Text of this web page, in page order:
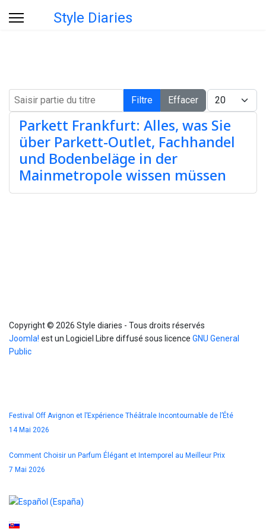
Style Diaries
Saisir partie du titre
Filtre Effacer
Afficher #
Parkett Frankfurt: Alles, was Sie
über Parkett-Outlet, Fachhandel
und Bodenbeläge in der
Mainmetropole wissen müssen
Copyright © 2026 Style diaries - Tous droits réservés
Joomla! est un Logiciel Libre diffusé sous licence GNU General
Public
Festival Off Avignon et l’Expérience Théâtrale Incontournable de l’Été
14 Mai 2026
Comment Choisir un Parfum Élégant et Intemporel au Meilleur Prix
7 Mai 2026
Sélectionnez votre langue